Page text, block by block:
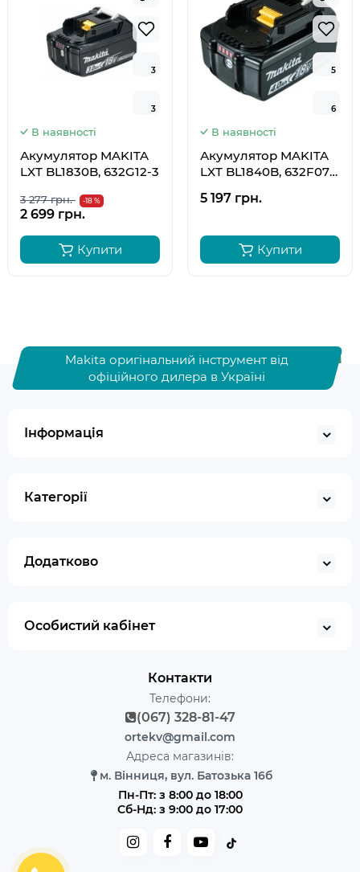
3
3
3
3
В наявності
Акумулятор MAKITA
LXT BL1830B, 632G12-3
3 277 грн. -18 %
2 699 грн.
Купити
5
6
5
6
В наявності
Акумулятор MAKITA
LXT BL1840B, 632F07-
5 197 грн.
Купити
Makita оригінальний інструмент від
офіційного дилера в Україні
Інформація
Категорії
Додатково
Особистий кабінет
Контакти
Телефони:
(067) 328-81-47
ortekv@gmail.com
Адреса магазинів:
м. Вінниця, вул. Батозька 16б
Пн-Пт: з 8:00 до 18:00
Сб-Нд: з 9:00 до 17:00